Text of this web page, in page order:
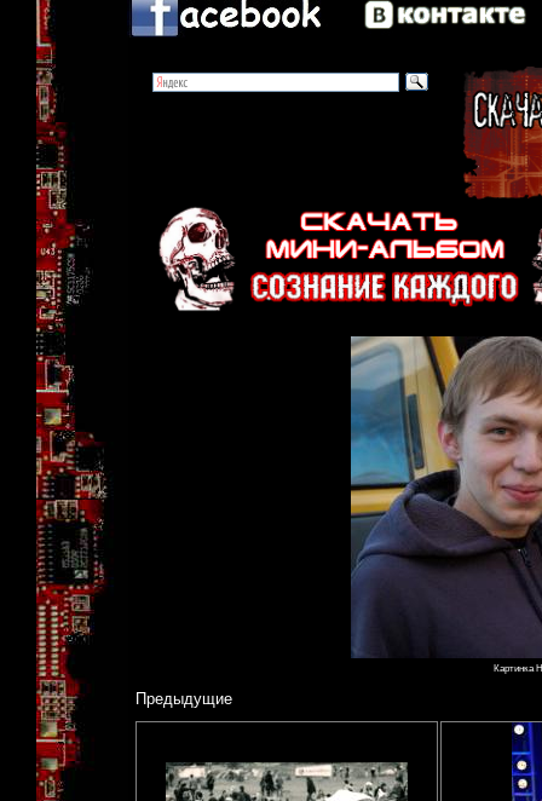
Картинка
Предыдущие